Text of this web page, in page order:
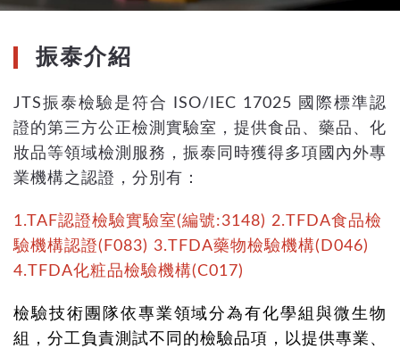
振泰介紹
JTS振泰檢驗是符合 ISO/IEC 17025 國際標準認
證的第三方公正檢測實驗室，提供食品、藥品、化
妝品等領域檢測服務，振泰同時獲得多項國內外專
業機構之認證，分別有：
1.TAF認證檢驗實驗室(編號:3148) 2.TFDA食品檢
驗機構認證(F083) 3.TFDA藥物檢驗機構(D046)
4.TFDA化粧品檢驗機構(C017)
檢驗技術團隊依專業領域分為有化學組與微生物
組，分工負責測試不同的檢驗品項，以提供專業、